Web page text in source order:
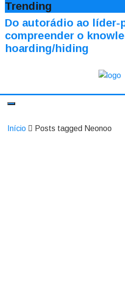
Trending
Do autorádio ao líder-
compreender o
hoarding/hiding
Início Posts tagged Neonoo